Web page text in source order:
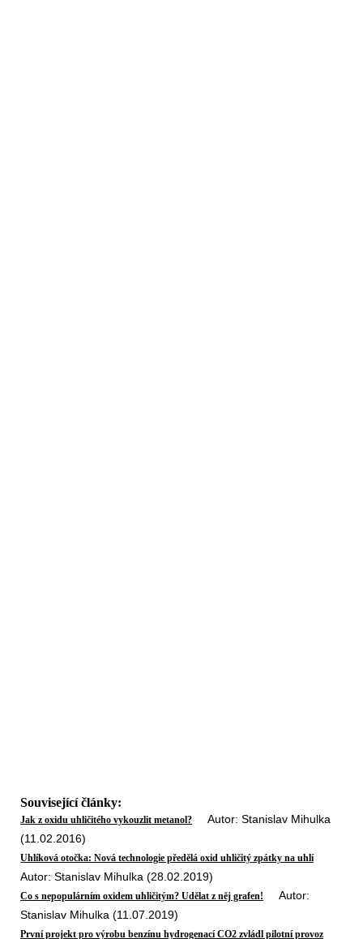
Související články:
Jak z oxidu uhličitého vykouzlit metanol? Autor: Stanislav Mihulka
(11.02.2016)
Uhlíková otočka: Nová technologie předělá oxid uhličitý zpátky na uhlí
Autor: Stanislav Mihulka (28.02.2019)
Co s nepopulárním oxidem uhličitým? Udělat z něj grafen!
Autor:
Stanislav Mihulka (11.07.2019)
První projekt pro výrobu benzínu hydrogenací CO2 zvládl pilotní provoz